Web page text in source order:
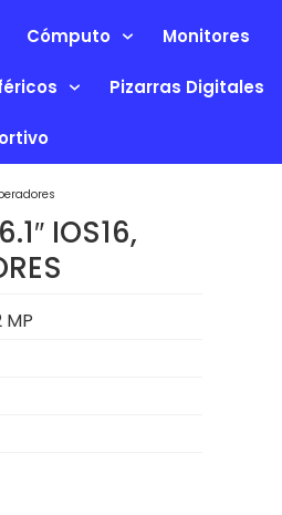
Cómputo Monitores
Pizarras Digitales
IOS16,